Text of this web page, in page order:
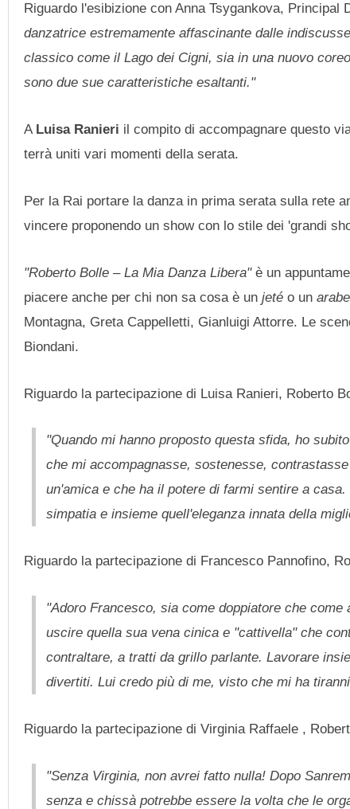
Riguardo l'esibizione con Anna Tsygankova,
danzatrice estremamente affascinante dalle
classico come il Lago dei Cigni, sia in una nuovo
sono due sue caratteristiche esaltanti."
A Luisa Ranieri il compito di accompagnare questo
terrà uniti vari momenti della serata.
Per la Rai portare la danza in prima serata sulla rete
vincere proponendo un show con lo stile dei 'grandi
"Roberto Bolle – La Mia Danza Libera"è un
piacere anche per chi non sa cosa è unjeté o un
Montagna, Greta Cappelletti, Gianluigi Attorre. Le
Biondani.
Riguardo la partecipazione di Luisa Ranieri, Roberto
"Quando mi hanno proposto questa sfida, ho
che mi accompagnasse, sostenesse,
un'amica e che ha il potere di farmi sentire a
simpatia e insieme quell'eleganza innata della
Riguardo la partecipazione di Francesco Pannofino,
"Adoro Francesco, sia come doppiatore che
uscire quella sua vena cinica e "cattivella" che
contraltare, a tratti da grillo parlante. Lavorare
divertiti. Lui credo più di me, visto che mi ha
Riguardo la partecipazione di Virginia Raffaele ,
"Senza Virginia, non avrei fatto nulla! Dopo
senza e chissà potrebbe essere la volta che le